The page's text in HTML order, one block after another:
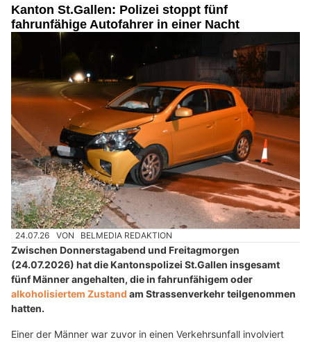
Kanton St.Gallen: Polizei stoppt fünf
fahrunfähige Autofahrer in einer Nacht
24.07.26 VON BELMEDIA REDAKTION
Zwischen Donnerstagabend und Freitagmorgen
(24.07.2026) hat die Kantonspolizei St.Gallen insgesamt
fünf Männer angehalten, die in fahrunfähigem oder
alkoholisiertem Zustand am Strassenverkehr teilgenommen
hatten.
Einer der Männer war zuvor in einen Verkehrsunfall involviert